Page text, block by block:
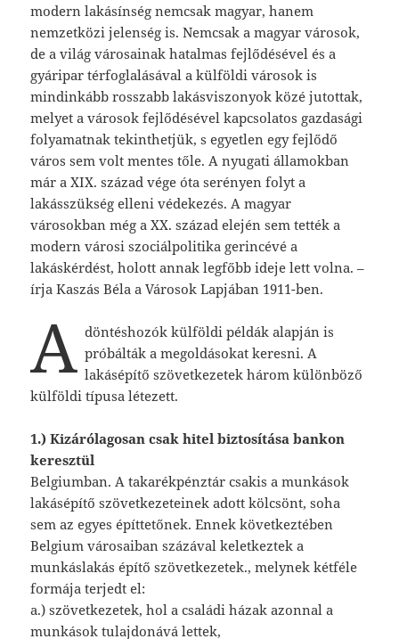
modern lakásínség nemcsak magyar, hanem
nemzetközi jelenség is. Nemcsak a magyar városok,
de a világ városainak hatalmas fejlődésével és a
gyáripar térfoglalásával a külföldi városok is
mindinkább rosszabb lakásviszonyok közé jutottak,
melyet a városok fejlődésével kapcsolatos gazdasági
folyamatnak tekinthetjük, s egyetlen egy fejlődő
város sem volt mentes tőle. A nyugati államokban
már a XIX. század vége óta serényen folyt a
lakásszükség elleni védekezés. A magyar
városokban még a XX. század elején sem tették a
modern városi szociálpolitika gerincévé a
lakáskérdést, holott annak legfőbb ideje lett volna. –
írja Kaszás Béla a Városok Lapjában 1911-ben.
A döntéshozók külföldi példák alapján is
próbálták a megoldásokat keresni. A
lakásépítő szövetkezetek három különböző
külföldi típusa létezett.
1.) Kizárólagosan csak hitel biztosítása bankon
keresztül
Belgiumban. A takarékpénztár csakis a munkások
lakásépítő szövetkezeteinek adott kölcsönt, soha
sem az egyes építtetőnek. Ennek következtében
Belgium városaiban százával keletkeztek a
munkáslakás építő szövetkezetek., melynek kétféle
formája terjedt el:
a.) szövetkezetek, hol a családi házak azonnal a
munkások tulajdonává lettek,